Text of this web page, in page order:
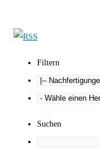
Filtern
Suchen